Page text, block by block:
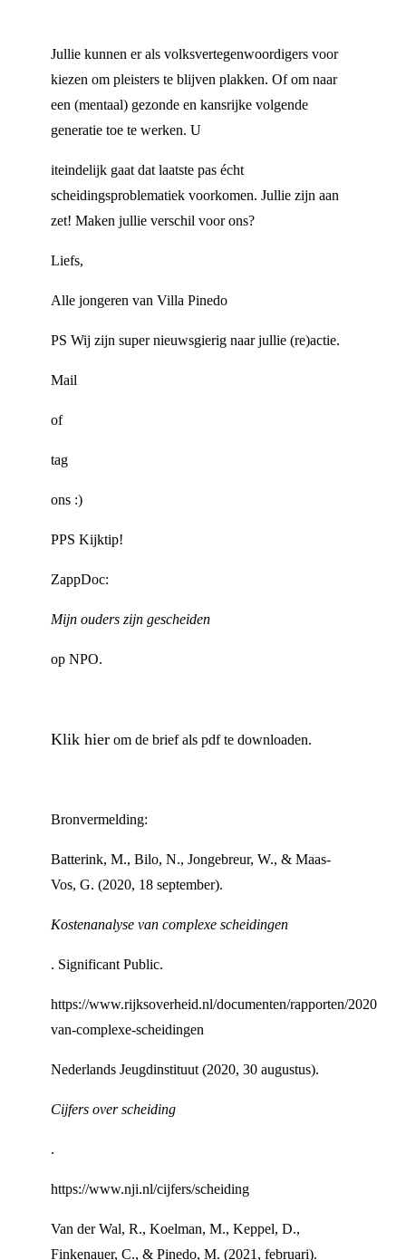
Jullie kunnen er als volksvertegenwoordigers voor
kiezen om pleisters te blijven plakken. Of om naar
een (mentaal) gezonde en kansrijke volgende
generatie toe te werken. U
iteindelijk gaat dat laatste pas écht
scheidingsproblematiek voorkomen. Jullie zijn aan
zet! Maken jullie verschil voor ons?
Liefs,
Alle jongeren van Villa Pinedo
PS Wij zijn super nieuwsgierig naar jullie (re)actie.
Mail
of
tag
ons :)
PPS Kijktip!
ZappDoc:
Mijn ouders zijn gescheiden
op NPO.
Klik hier om de brief als pdf te downloaden.
Bronvermelding:
Batterink, M., Bilo, N., Jongebreur, W., & Maas-
Vos, G. (2020, 18 september).
Kostenanalyse van complexe scheidingen
. Significant Public.
https://www.rijksoverheid.nl/documenten/rapporten/2020/11/
van-complexe-scheidingen
Nederlands Jeugdinstituut (2020, 30 augustus).
Cijfers over scheiding
.
https://www.nji.nl/cijfers/scheiding
Van der Wal, R., Koelman, M., Keppel, D.,
Finkenauer, C., & Pinedo, M. (2021, februari).